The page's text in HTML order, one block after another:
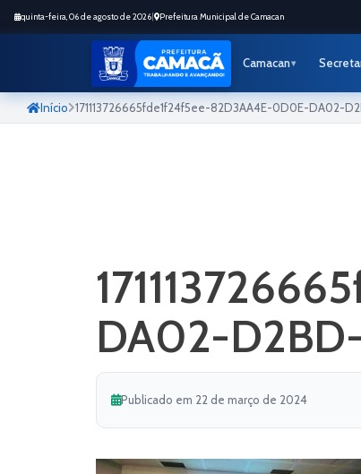
quinta-feira, 06 de agosto de 2026 Prefeitura Municipal de Camacan
Camacan
Início 171113726665fde1f24f5ee-82D3AA4E-0D0E-DA02-
DA02-
Publicado em 22 de março de 2024